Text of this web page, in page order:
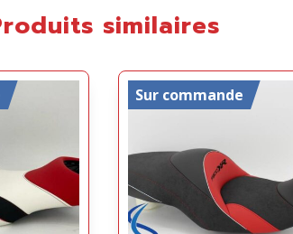
similaires
Sur commande